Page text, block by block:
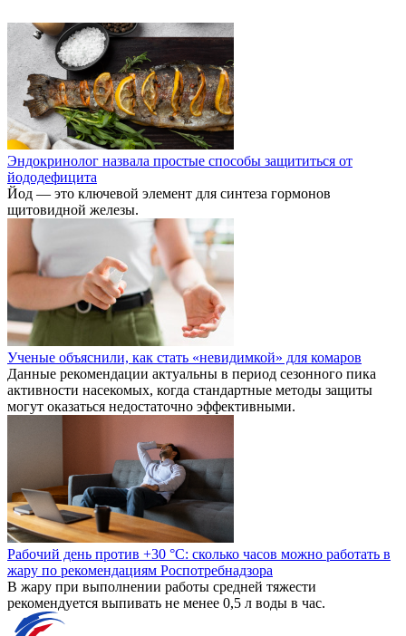
Эндокринолог назвала простые способы защититься от
йододефицита
Йод — это ключевой элемент для синтеза гормонов
щитовидной железы.
Ученые объяснили, как стать «невидимкой» для комаров
Данные рекомендации актуальны в период сезонного пика
активности насекомых, когда стандартные методы защиты
могут оказаться недостаточно эффективными.
Рабочий день против +30 °C: сколько часов можно работать в
жару по рекомендациям Роспотребнадзора
В жару при выполнении работы средней тяжести
рекомендуется выпивать не менее 0,5 л воды в час.